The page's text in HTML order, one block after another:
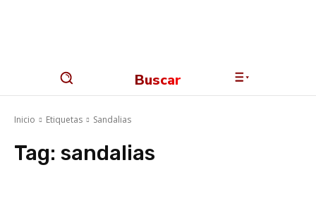
Buscar
Inicio Etiquetas Sandalias
Tag: sandalias